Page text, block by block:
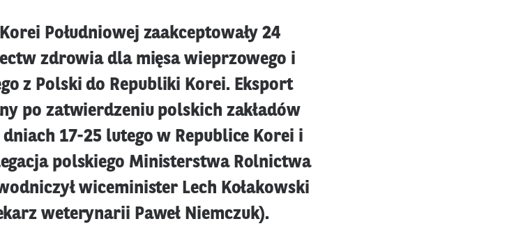
Południowej zaakceptowały 24
zdrowia dla mięsa wieprzowego i
z Polski do Republiki Korei. Eksport
po zatwierdzeniu polskich zakładów
17-25 lutego w Republice Korei i
polskiego Ministerstwa Rolnictwa
wiceminister Lech Kołakowski
weterynarii Paweł Niemczuk).